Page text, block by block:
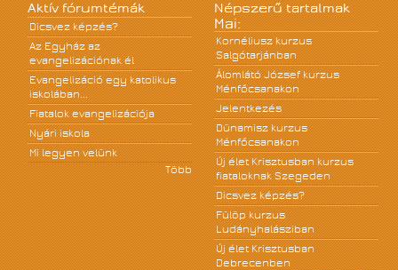
Aktív fórumtémák
Dicsvez képzés?
Az Egyház az
evangelizációnak él
Evangelizáció egy katolikus
iskolában...
Fiatalok evangelizációja
Nyári iskola
Mi legyen velünk
Több
Népszerű tartalmak
Mai:
Kornéliusz kurzus
Salgótarjánban
Álomlátó József kurzus
Ménfőcsanakon
Jelentkezés
Dünamisz kurzus
Ménfőcsanakon
Új élet Krisztusban kurzus
fiataloknak Szegeden
Dicsvez képzés?
Fülöp kurzus
Ludányhalásziban
Új élet Krisztusban
Debrecenben